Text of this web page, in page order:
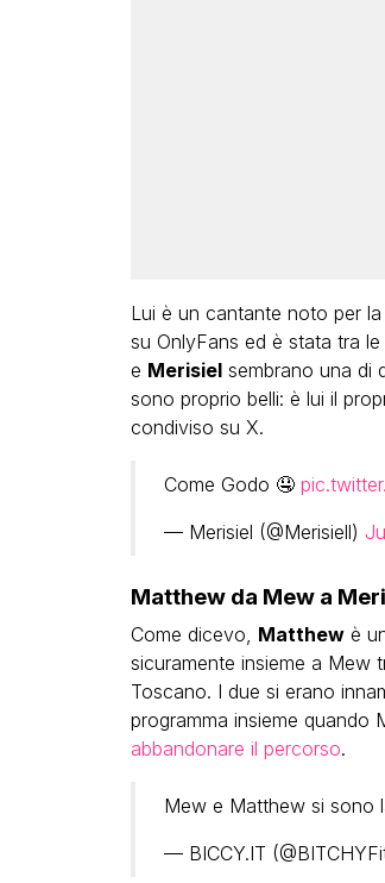
Lui è un cantante noto per
su OnlyFans ed è stata tra
e Merisielsembrano una di
sono proprio belli: è lui il
condiviso su X.
Come Godo 🤤
— Merisiel (@Merisiell)
Matthew da Mew a
Come dicevo, Matthewè
sicuramente insieme a Mew
Toscano. I due si erano
programma insieme quando
abbandonare il percorso.
Mew e Matthew si sono
— BICCY.IT